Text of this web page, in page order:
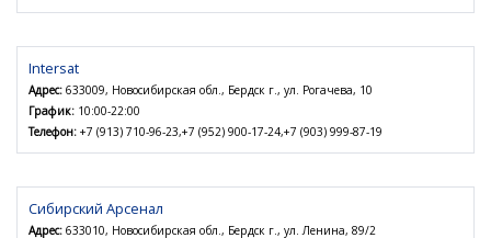
Intersat
Адрес: 633009, Новосибирская обл., Бердск г., ул. Рогачева, 10
График: 10:00-22:00
Телефон: +7 (913) 710-96-23,+7 (952) 900-17-24,+7 (903) 999-87-19
Сибирский Арсенал
Адрес: 633010, Новосибирская обл., Бердск г., ул. Ленина, 89/2